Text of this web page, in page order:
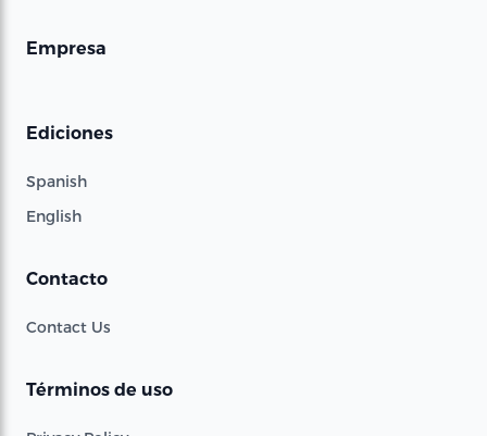
Empresa
Ediciones
Spanish
English
Contacto
Contact Us
Términos de uso